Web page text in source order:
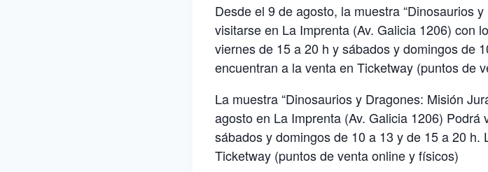
Desde el 9 de agosto, la muestra “Dinosaurios
visitarse en La Imprenta (Av. Galicia 1206) con
viernes de 15 a 20 h y sábados y domingos de
encuentran a la venta en Ticketway (puntos de
La muestra “Dinosaurios y Dragones: Misión
agosto en La Imprenta (Av. Galicia 1206)
sábados y domingos de 10 a 13 y de 15 a 20
Ticketway (puntos de venta online y físicos)